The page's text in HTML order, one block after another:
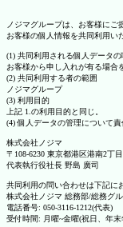
ノジマグループは、お客様に
お客様の個人情報を共同利用い
(1) 共同利用される個人データの
お客様から申し入れが有る場合
(2) 共同利用する者の範囲
ノジマグループ
(3) 利用目的
上記 1.の利用目的と同じ。
(4) 個人データの管理について
株式会社ノジマ
〒108-6230 東京都港区港南2丁
代表執行役社長 野島 廣司
共同利用の問い合わせは下記に
株式会社ノジマ 総務部/総務グ
電話番号: 050-3116-1212(代表)
受付時間: 月曜~金曜(祝日、年末